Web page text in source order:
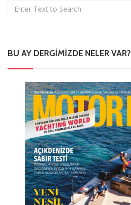
BU AY DERGIMIZDE NELER VAR?